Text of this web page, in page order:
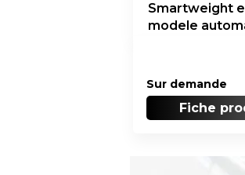
Smartweight
modele
Sur demande
Fiche